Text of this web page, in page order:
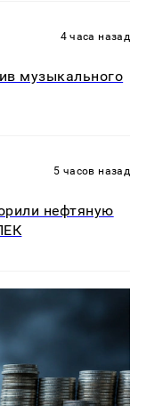
4 часа назад
музыкального
5 часов назад
нефтяную